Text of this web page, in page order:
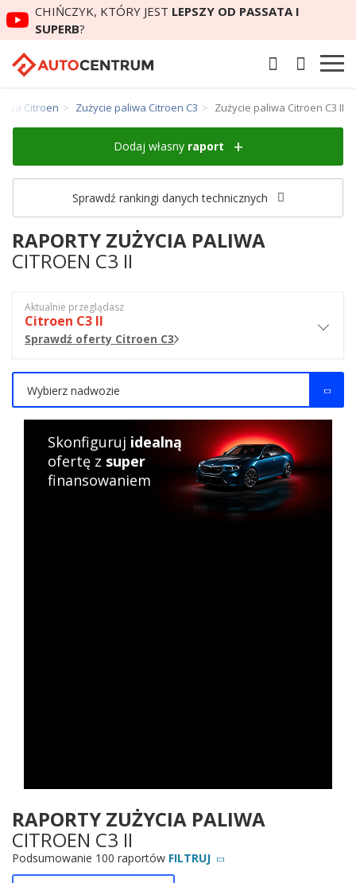
CHIŃCZYK, KTÓRY JEST LEPSZY OD PASSATA I
SUPERB?
Citroen Zużycie paliwa Citroen C3 Zużycie paliwa Citroen C3 II
Dodaj własny raport
Sprawdź rankingi danych technicznych
RAPORTY ZUŻYCIA PALIWA
CITROEN C3 II
Podsumowanie 100 raportów FILTRUJ
RAPORTY ZUŻYCIA PALIWA
CITROEN C3 II
Aktualnie przeglądasz
Citroen C3 II
Sprawdź oferty Citroen C3
Wybierz nadwozie
Skonfiguruj idealną
ofertę z super
finansowaniem